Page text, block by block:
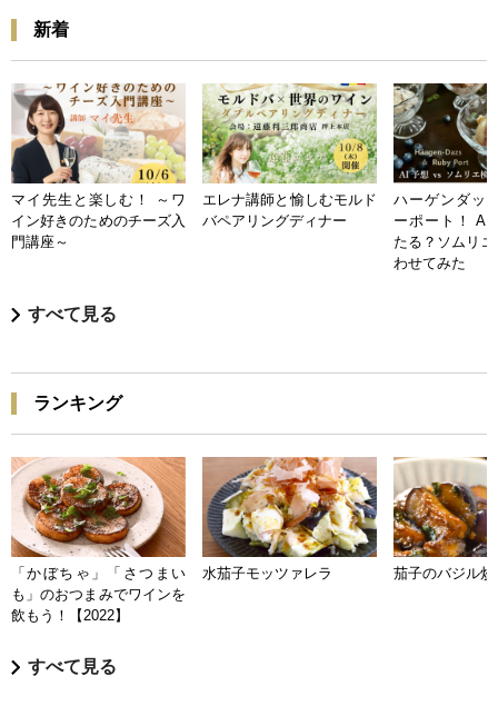
新着
マイ先生と楽しむ！ ～ワ
イン好きのためのチーズ入
門講座～
エレナ講師と愉しむモルド
バペアリングディナー
ハーゲンダッ
ーポート！ AI
たる？ソムリ
わせてみた
すべて見る
ランキング
「かぼちゃ」「さつまい
も」のおつまみでワインを
飲もう！【2022】
水茄子モッツァレラ 茄子のバジル炒
すべて見る